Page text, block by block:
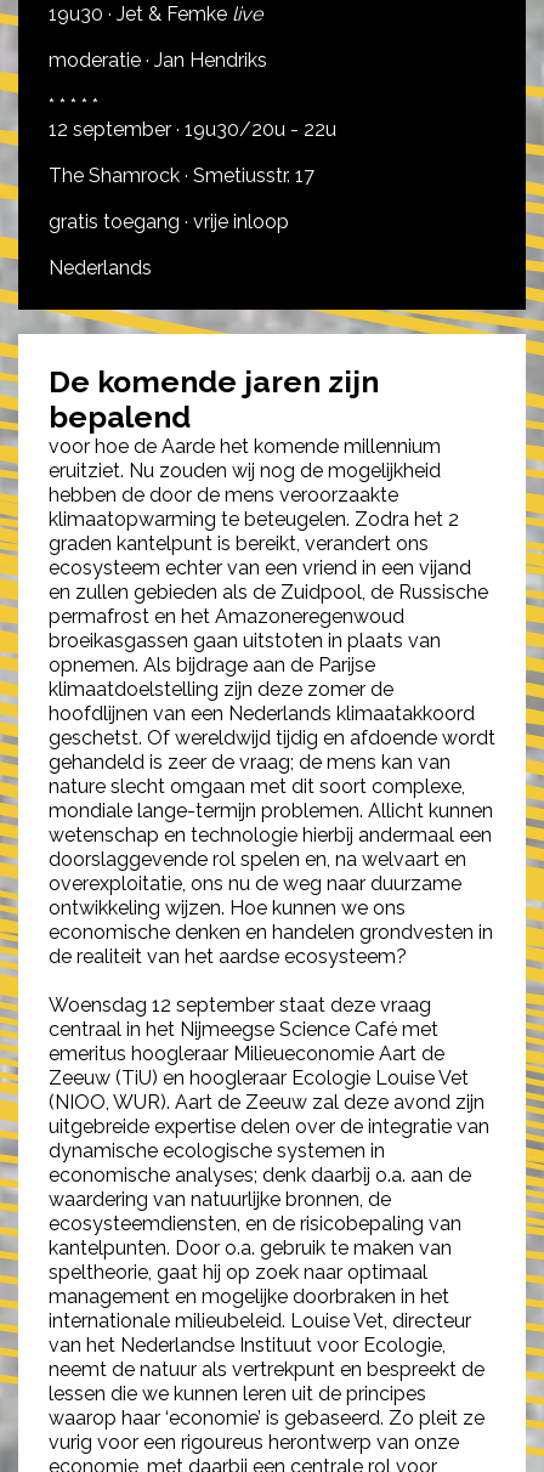
19u30 · Jet & Femke live
moderatie · Jan Hendriks
* * * * *
12 september · 19u30/20u - 22u
The Shamrock · Smetiusstr. 17
gratis toegang · vrije inloop
Nederlands
De komende jaren zijn
bepalend
voor hoe de Aarde het komende millennium
eruitziet. Nu zouden wij nog de mogelijkheid
hebben de door de mens veroorzaakte
klimaatopwarming te beteugelen. Zodra het 2
graden kantelpunt is bereikt, verandert ons
ecosysteem echter van een vriend in een vijand
en zullen gebieden als de Zuidpool, de Russische
permafrost en het Amazoneregenwoud
broeikasgassen gaan uitstoten in plaats van
opnemen. Als bijdrage aan de Parijse
klimaatdoelstelling zijn deze zomer de
hoofdlijnen van een Nederlands klimaatakkoord
geschetst. Of wereldwijd tijdig en afdoende wordt
gehandeld is zeer de vraag; de mens kan van
nature slecht omgaan met dit soort complexe,
mondiale lange-termijn problemen. Allicht kunnen
wetenschap en technologie hierbij andermaal een
doorslaggevende rol spelen en, na welvaart en
overexploitatie, ons nu de weg naar duurzame
ontwikkeling wijzen. Hoe kunnen we ons
economische denken en handelen grondvesten in
de realiteit van het aardse ecosysteem?
Woensdag 12 september staat deze vraag
centraal in het Nijmeegse Science Café met
emeritus hoogleraar Milieueconomie Aart de
Zeeuw (TiU) en hoogleraar Ecologie Louise Vet
(NIOO, WUR). Aart de Zeeuw zal deze avond zijn
uitgebreide expertise delen over de integratie van
dynamische ecologische systemen in
economische analyses; denk daarbij o.a. aan de
waardering van natuurlijke bronnen, de
ecosysteemdiensten, en de risicobepaling van
kantelpunten. Door o.a. gebruik te maken van
speltheorie, gaat hij op zoek naar optimaal
management en mogelijke doorbraken in het
internationale milieubeleid. Louise Vet, directeur
van het Nederlandse Instituut voor Ecologie,
neemt de natuur als vertrekpunt en bespreekt de
lessen die we kunnen leren uit de principes
waarop haar ‘economie’ is gebaseerd. Zo pleit ze
vurig voor een rigoureus herontwerp van onze
economie, met daarbij een centrale rol voor